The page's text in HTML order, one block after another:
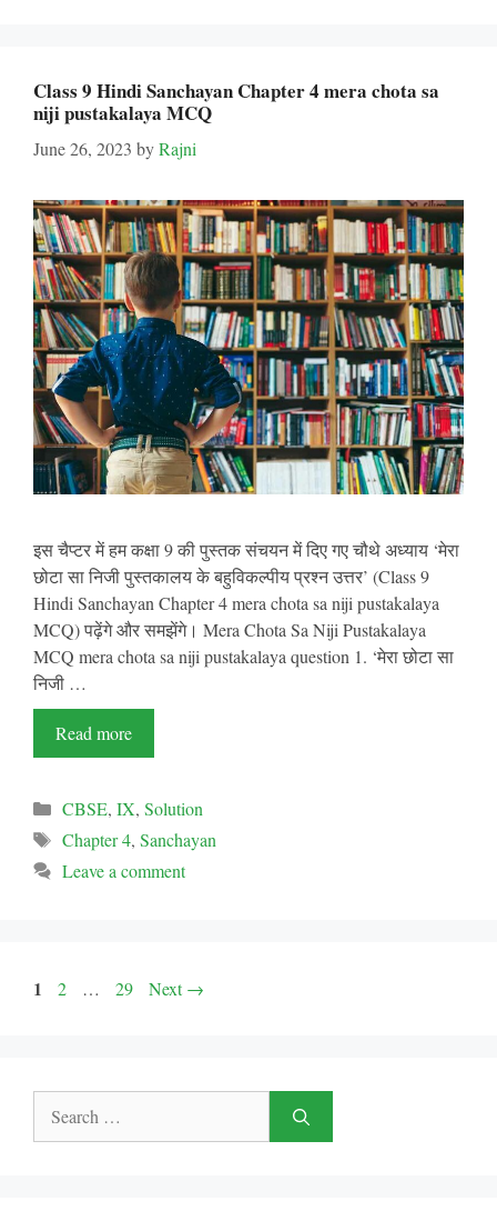
Class 9 Hindi Sanchayan Chapter 4 mera chota sa
niji pustakalaya MCQ
June 26, 2023 byRajni
इस चैप्टर में हम कक्षा 9 की पुस्तक संचयन में दिए गए चौथे अध्याय ‘मेरा
छोटा सा निजी पुस्तकालय के बहुविकल्पीय प्रश्न उत्तर’ (Class 9
Hindi Sanchayan Chapter 4 mera chota sa niji pustakalaya
MCQ) पढ़ेंगे और समझेंगे। Mera Chota Sa Niji Pustakalaya
MCQ mera chota sa niji pustakalaya question 1. ‘मेरा छोटा सा
निजी …
Read more
Categories
CBSE, IX, Solution
Tags
Chapter 4, Sanchayan
Leave a comment
Page
1 Page
2 … Page
29 Next→
for: